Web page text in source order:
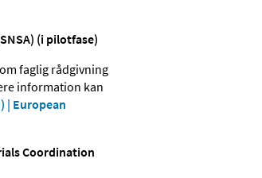
(i pilotfase)
faglig rådgivning
information kan
| European
Coordination